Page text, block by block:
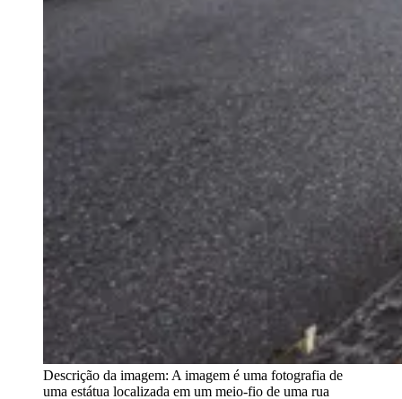
Descrição da imagem: A imagem é uma fotografia de
uma estátua localizada em um meio-fio de uma rua